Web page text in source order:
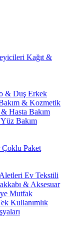
Kağıt &
& Duş Erkek
& Kozmetik
& Hasta Bakım
Yüz Bakım
Çoklu Paket
Ev Tekstili
& Aksesuar
Mutfak
Kullanımlık